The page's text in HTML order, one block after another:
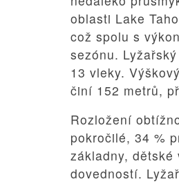
oblasti Lake
což spolu s
sezónu.
13 vleky.
činí 152 metrů,
Rozložení
pokročilé, 34 %
základny,
dovedností.